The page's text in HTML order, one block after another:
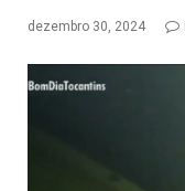
dezembro 30, 2024